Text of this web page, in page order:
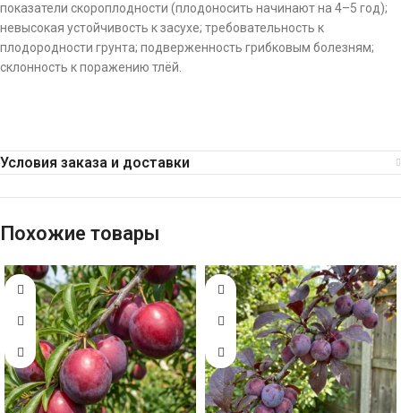
показатели скороплодности (плодоносить начинают на 4–5 год);
невысокая устойчивость к засухе; требовательность к
плодородности грунта; подверженность грибковым болезням;
склонность к поражению тлёй.
Условия заказа и доставки
Похожие товары